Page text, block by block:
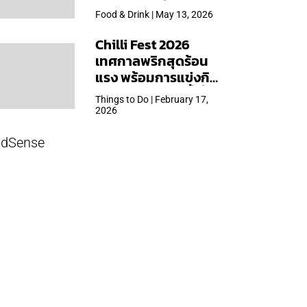
ใหญ่สุดเท่าที่เคยจัดมา
Food & Drink | May 13, 2026
Chilli Fest 2026
เทศกาลพริกสุดร้อน
แรง พร้อมการแข่งกิน
พริก จัด 28 มี.ค.นี้ ที่โรง
แรมคิมป์ตัน มาลัยฯ
Things to Do | February 17,
2026